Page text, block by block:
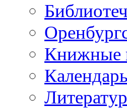
Книжные